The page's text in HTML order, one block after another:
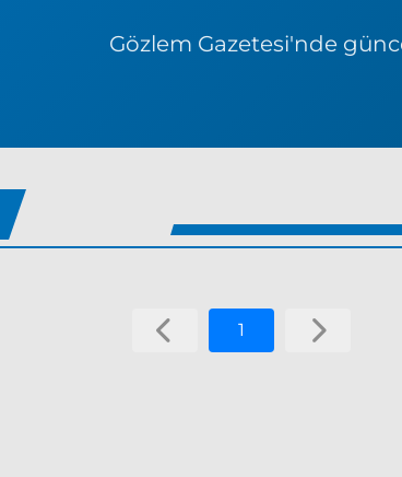
Gözlem Gazetesi'nde
1